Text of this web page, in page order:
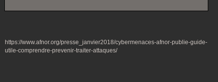
https://www.afnor.org/presse_janvier2018/cybermenaces-afnor-publie-guide-
utile-comprendre-prevenir-traiter-attaques/